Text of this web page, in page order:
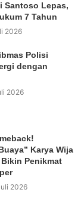
Santoso Lepas,
7 Tahun
2026
Polisi
dengan
2026
Karya Wija
Penikmat
2026